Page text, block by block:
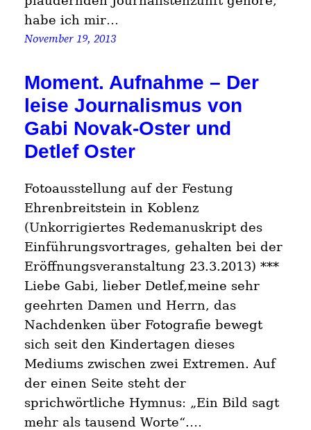
habe ich mir…
November 19, 2013
Moment. Aufnahme – Der
leise Journalismus von
Gabi Novak-Oster und
Detlef Oster
Fotoausstellung auf der Festung
Ehrenbreitstein in Koblenz
(Unkorrigiertes Redemanuskript des
Einführungsvortrages, gehalten bei der
Eröffnungsveranstaltung 23.3.2013) ***
Liebe Gabi, lieber Detlef,meine sehr
geehrten Damen und Herrn, das
Nachdenken über Fotografie bewegt
sich seit den Kindertagen dieses
Mediums zwischen zwei Extremen. Auf
der einen Seite steht der
sprichwörtliche Hymnus: „Ein Bild sagt
mehr als tausend Worte“.…